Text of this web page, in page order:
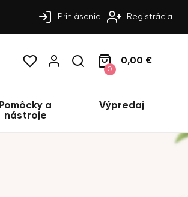
Prihlásenie Registrácia
0
0,00 €
Pomôcky a
nástroje
Výpredaj